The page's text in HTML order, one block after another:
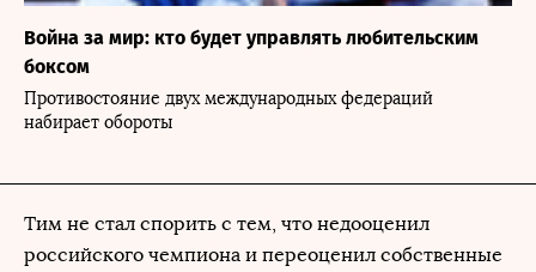
Война за мир: кто будет управлять любительским
боксом
Противостояние двух международных федераций
набирает обороты
Тим не стал спорить с тем, что недооценил
российского чемпиона и переоценил собственные